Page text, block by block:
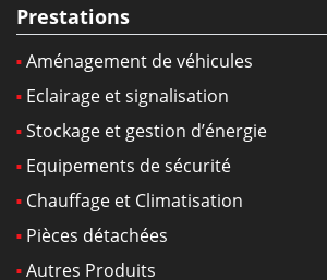
Prestations
Aménagement de véhicules
Eclairage et signalisation
Stockage et gestion d’énergie
Equipements de sécurité
Chauffage et Climatisation
Pièces détachées
Autres Produits